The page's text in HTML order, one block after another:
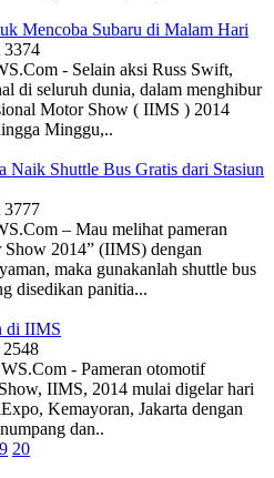
Mencoba Subaru di Malam Hari
3374
- Selain aksi Russ Swift,
di seluruh dunia, dalam menghibur
Motor Show ( IIMS ) 2014
Minggu,..
Naik Shuttle Bus Gratis dari Stasiun
3777
– Mau melihat pameran
2014” (IIMS) dengan
maka gunakanlah shuttle bus
disedikan panitia...
di IIMS
- Pameran otomotif
IIMS, 2014 mulai digelar hari
Kemayoran, Jakarta dengan
dan..
20